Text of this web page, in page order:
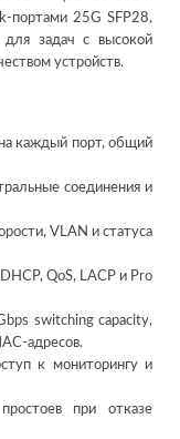
портами 25G SFP28,
задач с высокой
устройств.
каждый порт, общий
соединения и
VLAN и статуса
QoS, LACP и Pro
switching capacity,
адресов.
к мониторингу и
при отказе